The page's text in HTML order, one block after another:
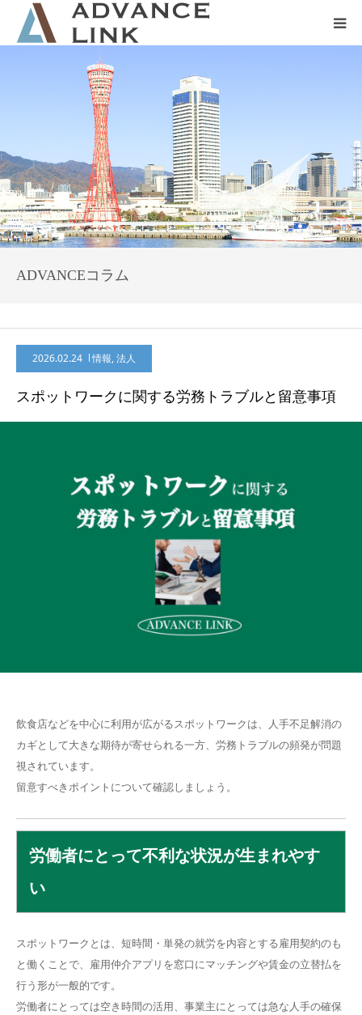
ADVANCEコラム
2026.02.24 情報,法人
スポットワークに関する労務トラブルと留意事項
飲食店などを中心に利用が広がるスポットワークは、人手不足解消の
カギとして大きな期待が寄せられる一方、労務トラブルの頻発が問題
視されています。
留意すべきポイントについて確認しましょう。
労働者にとって不利な状況が生まれやす
い
スポットワークとは、短時間・単発の就労を内容とする雇用契約のも
と働くことで、雇用仲介アプリを窓口にマッチングや賃金の立替払を
行う形が一般的です。
労働者にとっては空き時間の活用、事業主にとっては急な人手の確保
会社概要
ネット保険
事業保険